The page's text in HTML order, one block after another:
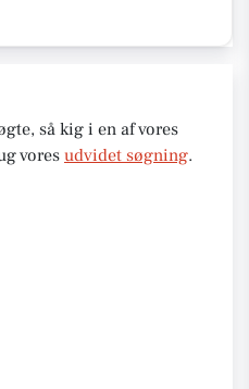
så kig i en af vores
vores udvidet søgning.